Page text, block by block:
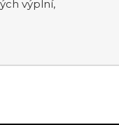
výplní,